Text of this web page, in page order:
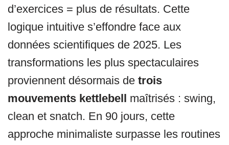
d’exercices = plus de résultats. Cette
logique intuitive s’effondre face aux
données scientifiques de 2025. Les
transformations les plus spectaculaires
proviennent désormais de trois
mouvements kettlebell maîtrisés : swing,
clean et snatch. En 90 jours, cette
approche minimaliste surpasse les routines